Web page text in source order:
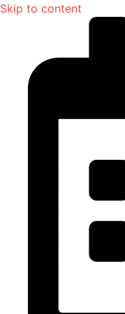
Skip to content